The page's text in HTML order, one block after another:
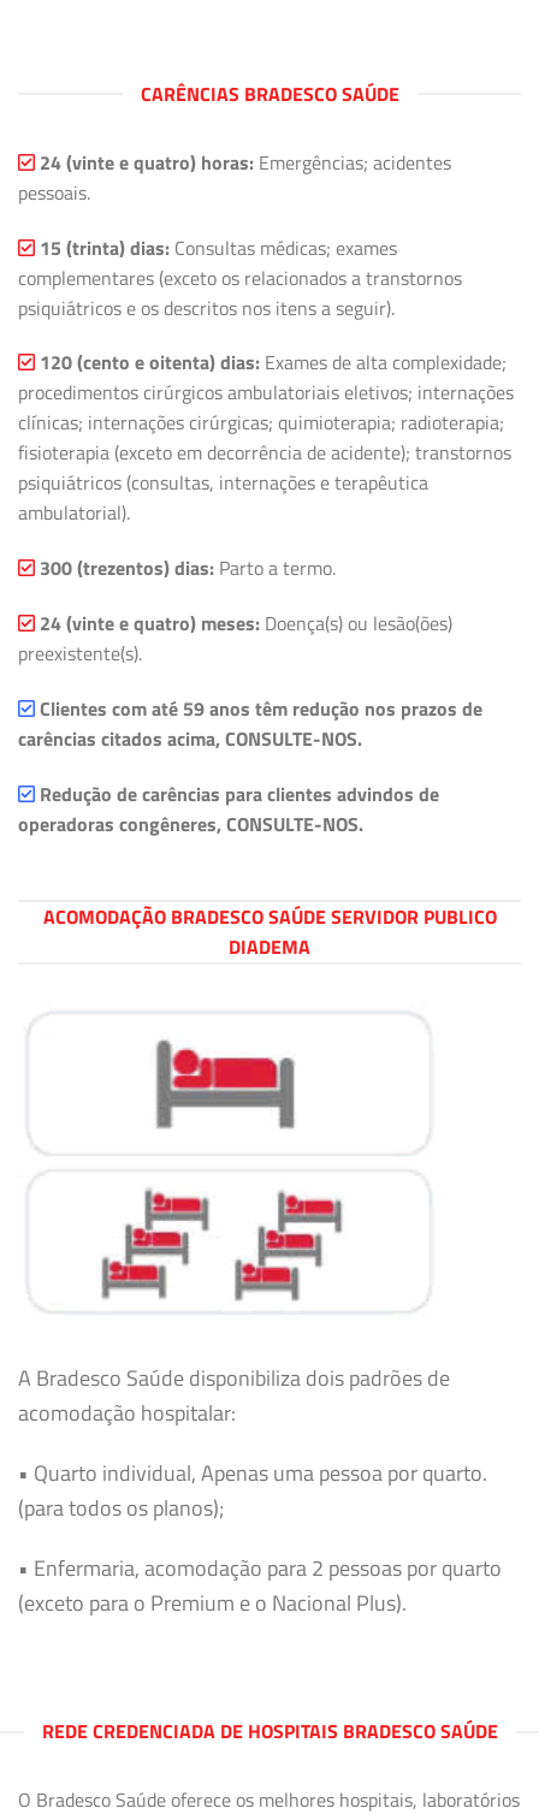
CARÊNCIAS BRADESCO SAÚDE
24 (vinte e quatro) horas: Emergências; acidentes
pessoais.
15 (trinta) dias: Consultas médicas; exames
complementares (exceto os relacionados a transtornos
psiquiátricos e os descritos nos itens a seguir).
120 (cento e oitenta) dias: Exames de alta complexidade;
procedimentos cirúrgicos ambulatoriais eletivos; internações
clínicas; internações cirúrgicas; quimioterapia; radioterapia;
fisioterapia (exceto em decorrência de acidente); transtornos
psiquiátricos (consultas, internações e terapêutica
ambulatorial).
300 (trezentos) dias: Parto a termo.
24 (vinte e quatro) meses: Doença(s) ou lesão(ões)
preexistente(s).
Clientes com até 59 anos têm redução nos prazos de
carências citados acima, CONSULTE-NOS.
Redução de carências para clientes advindos de
operadoras congêneres, CONSULTE-NOS.
ACOMODAÇÃO BRADESCO SAÚDE SERVIDOR PUBLICO
DIADEMA
A Bradesco Saúde disponibiliza dois padrões de
acomodação hospitalar:
• Quarto individual, Apenas uma pessoa por quarto.
(para todos os planos);
• Enfermaria, acomodação para 2 pessoas por quarto
(exceto para o Premium e o Nacional Plus).
REDE CREDENCIADA DE HOSPITAIS BRADESCO SAÚDE
O Bradesco Saúde oferece os melhores hospitais, laboratórios